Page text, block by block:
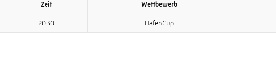
Zeit Wettbewerb
20:30 HafenCup